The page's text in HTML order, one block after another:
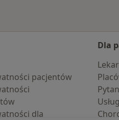
pacjentów
dla
Dla